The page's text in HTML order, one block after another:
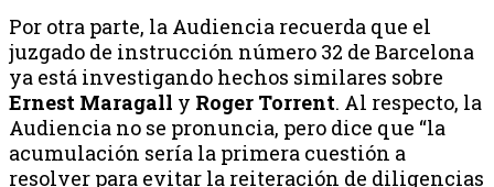
Por otra parte, la Audiencia recuerda que el
juzgado de instrucción número 32 de Barcelona
ya está investigando hechos similares sobre
Ernest Maragall y Roger Torrent. Al respecto, la
Audiencia no se pronuncia, pero dice que “la
acumulación sería la primera cuestión a
resolver para evitar la reiteración de diligencias